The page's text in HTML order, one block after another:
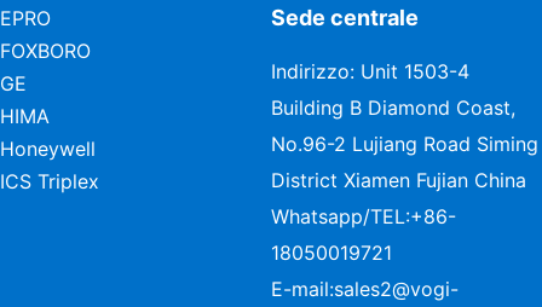
EPRO
FOXBORO
GE
HIMA
Honeywell
ICS Triplex
Sede centrale
Indirizzo: Unit 1503-4
Building B Diamond Coast,
No.96-2 Lujiang Road Siming
District Xiamen Fujian China
Whatsapp/TEL:+86-
18050019721
E-mail:sales2@vogi-